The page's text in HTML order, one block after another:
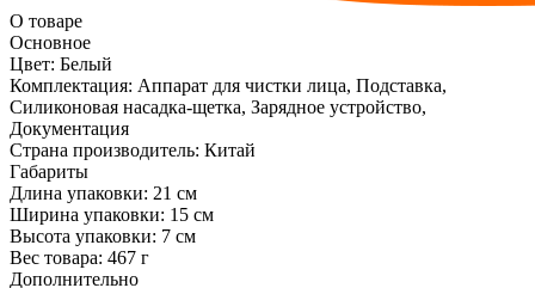
О товаре
Основное
Цвет: Белый
Комплектация: Аппарат для чистки лица, Подставка,
Силиконовая насадка-щетка, Зарядное устройство,
Документация
Страна производитель: Китай
Габариты
Длина упаковки: 21 см
Ширина упаковки: 15 см
Высота упаковки: 7 см
Вес товара: 467 г
Дополнительно